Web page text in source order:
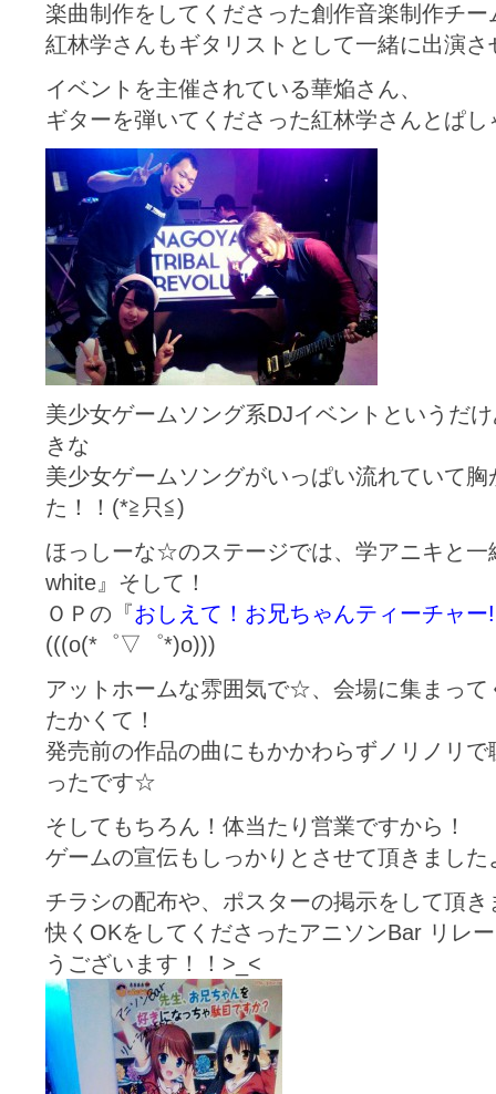
楽曲制作をしてくださった創作音楽制作チ
紅林学さんもギタリストとして一緒に出演
イベントを主催されている華焔さん、
ギターを弾いてくださった紅林学さんとぱ
美少女ゲームソング系DJイベントというだ
きな
美少女ゲームソングがいっぱい流れていて
た！！(*≧只≦)
ほっしーな☆のステージでは、学アニキと一
white』そして！
ＯＰの『おしえて！お兄ちゃんティーチャー
(((o(*゜▽゜*)o)))
アットホームな雰囲気で☆、会場に集まっ
たかくて！
発売前の作品の曲にもかかわらずノリノリ
ったです☆
そしてもちろん！体当たり営業ですから！
ゲームの宣伝もしっかりとさせて頂きまし
チラシの配布や、ポスターの掲示をして頂き
快くOKをしてくださったアニソンBar リレ
うございます！！>_<